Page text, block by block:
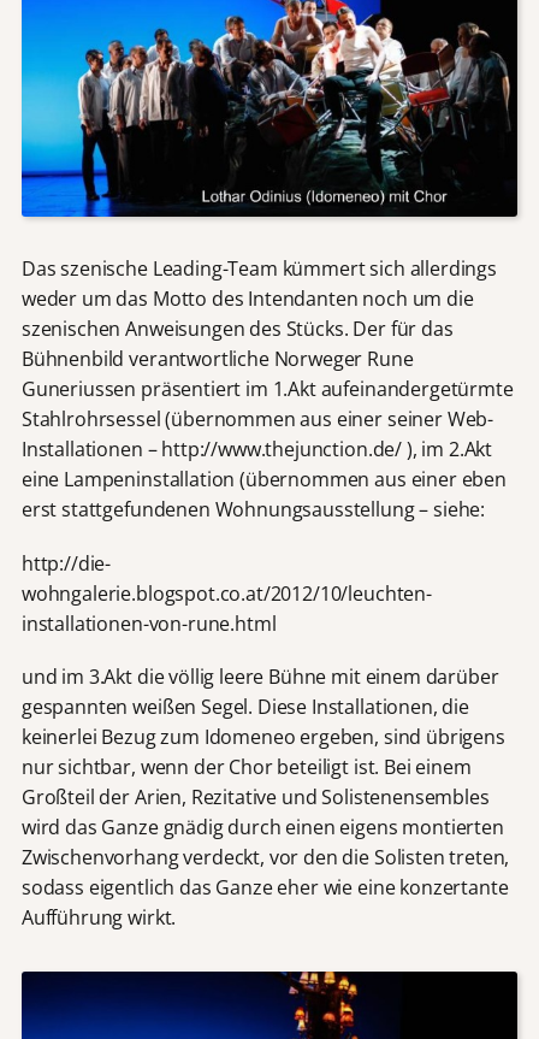
Das szenische Leading-Team kümmert sich allerdings
weder um das Motto des Intendanten noch um die
szenischen Anweisungen des Stücks. Der für das
Bühnenbild verantwortliche Norweger Rune
Guneriussen präsentiert im 1.Akt aufeinandergetürmte
Stahlrohrsessel (übernommen aus einer seiner Web-
Installationen – http://www.thejunction.de/ ), im 2.Akt
eine Lampeninstallation (übernommen aus einer eben
erst stattgefundenen Wohnungsausstellung – siehe:
http://die-
wohngalerie.blogspot.co.at/2012/10/leuchten-
installationen-von-rune.html
und im 3.Akt die völlig leere Bühne mit einem darüber
gespannten weißen Segel. Diese Installationen, die
keinerlei Bezug zum Idomeneo ergeben, sind übrigens
nur sichtbar, wenn der Chor beteiligt ist. Bei einem
Großteil der Arien, Rezitative und Solistenensembles
wird das Ganze gnädig durch einen eigens montierten
Zwischenvorhang verdeckt, vor den die Solisten treten,
sodass eigentlich das Ganze eher wie eine konzertante
Aufführung wirkt.